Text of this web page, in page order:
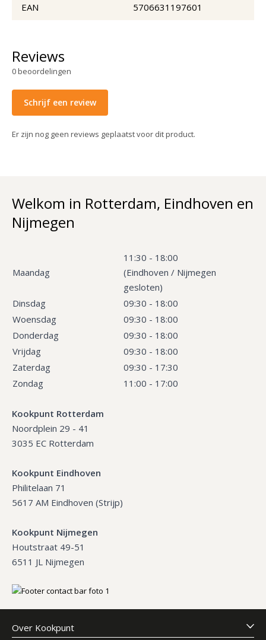
EAN 5706631197601
Reviews
0beoordelingen
Schrijf een review
Er zijn nog geen reviews geplaatst voor dit product.
Welkom in Rotterdam, Eindhoven en
Nijmegen
Maandag
11:30 - 18:00
(Eindhoven / Nijmegen
gesloten)
Dinsdag
09:30 - 18:00
Woensdag
09:30 - 18:00
Donderdag
09:30 - 18:00
Vrijdag
09:30 - 18:00
Zaterdag
09:30 - 17:30
Zondag
11:00 - 17:00
Kookpunt Rotterdam
Noordplein 29 - 41
3035 EC Rotterdam
Kookpunt Eindhoven
Philitelaan 71
5617 AM Eindhoven (Strijp)
Kookpunt Nijmegen
Houtstraat 49-51
6511 JL Nijmegen
Over Kookpunt